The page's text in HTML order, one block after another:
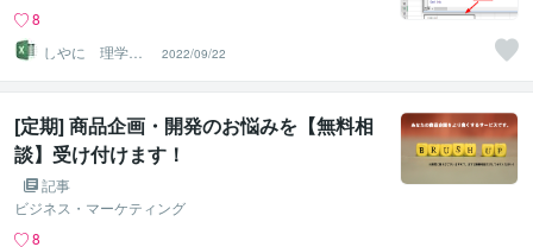
8
しやに 理学療
法士
2022/09/22
[定期] 商品企画・開発のお悩みを【無料相
談】受け付けます！
記事
ビジネス・マーケティング
8